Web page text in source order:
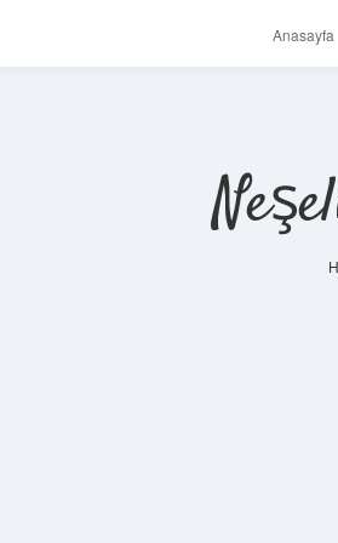
Anasayfa